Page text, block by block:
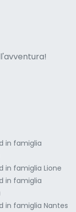
in famiglia
in famiglia Lione
in famiglia
in famiglia Nantes